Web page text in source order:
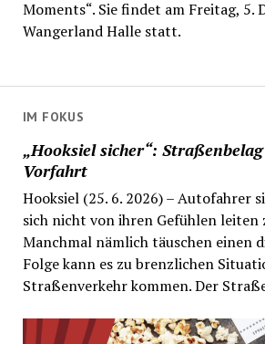
IM FOKUS
„Hooksiel sicher“:
Vorfahrt
Hooksiel (25. 6. 2026) – Autofahrer
sich nicht von ihren Gefühlen leiten
Manchmal nämlich täuschen einen
Folge kann es zu brenzlichen
Straßenverkehr kommen. Der
Moments“. Sie findet am Freitag, 5.
Wangerland Halle statt.